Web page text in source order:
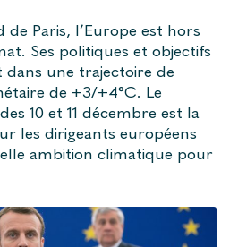
de Paris, l’Europe est hors
Ses politiques et objectifs
une trajectoire de
de +3/+4°C. Le
10 et 11 décembre est la
les dirigeants européens
ambition climatique pour